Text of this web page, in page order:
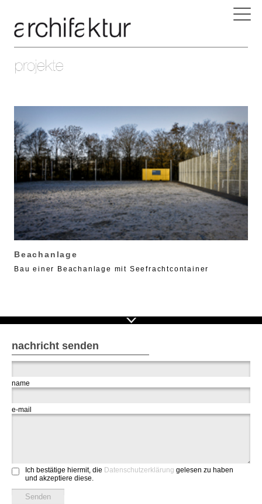
Beachanlage
Bau einer Beachanlage mit Seefrachtcontainer
nachricht senden
name
e-mail
Ich bestätige hiermit, die Datenschutzerklärung gelesen zu haben
und akzeptiere diese.